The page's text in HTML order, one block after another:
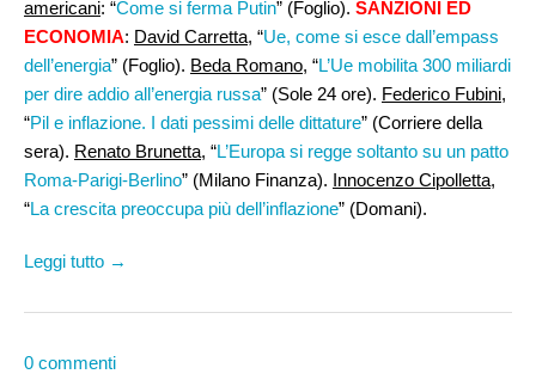
americani: “Come si ferma Putin” (Foglio). SANZIONI ED
ECONOMIA: David Carretta, “Ue, come si esce dall’empass
dell’energia” (Foglio). Beda Romano, “L’Ue mobilita 300 miliardi
per dire addio all’energia russa” (Sole 24 ore). Federico Fubini,
“Pil e inflazione. I dati pessimi delle dittature” (Corriere della
sera). Renato Brunetta, “L’Europa si regge soltanto su un patto
Roma-Parigi-Berlino” (Milano Finanza). Innocenzo Cipolletta,
“La crescita preoccupa più dell’inflazione” (Domani).
Leggi tutto →
0 commenti